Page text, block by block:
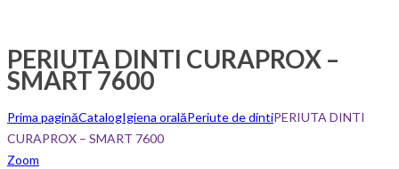
PERIUTA DINTI CURAPROX –
SMART 7600
Prima paginăCatalogIgiena oralăPeriute de dintiPERIUTA DINTI
CURAPROX – SMART 7600
Zoom